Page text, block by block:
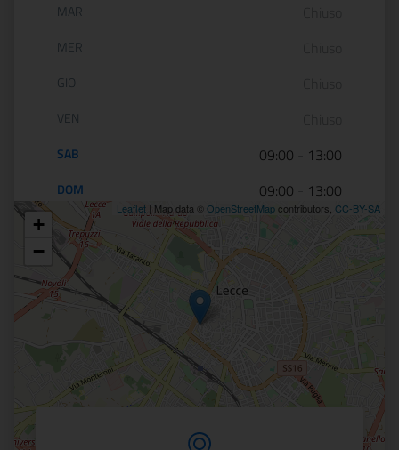
MAR
MER
GIO
VEN
SAB 09:00 13:00
DOM 09:00 13:00
Posizione
+
−
Leaflet | Map data © OpenStreetMapcontributors, CC-BY-SA